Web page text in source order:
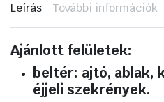
Leírás További információk
Ajánlott felületek:
beltér: ajtó, ablak,
éjjeli szekrények.